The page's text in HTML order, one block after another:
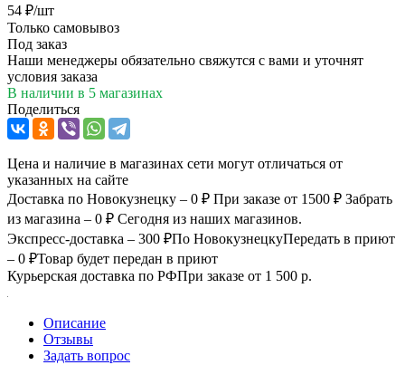
54 ₽/шт
Только самовывоз
Под заказ
Наши менеджеры обязательно свяжутся с вами и уточнят
условия заказа
В наличии в 5 магазинах
Поделиться
Цена и наличие в магазинах сети могут отличаться от
указанных на сайте
Доставка по Новокузнецку – 0 ₽ При заказе от 1500 ₽ Забрать
из магазина – 0 ₽ Сегодня из наших магазинов.
Экспресс-доставка – 300 ₽По НовокузнецкуПередать в приют
– 0 ₽Товар будет передан в приют
Курьерская доставка по РФПри заказе от 1 500 р.
Описание
Отзывы
Задать вопрос